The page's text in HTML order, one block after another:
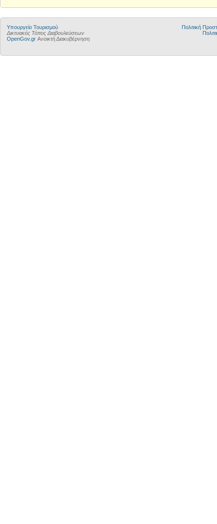
Υπουργείο Τουρισμού
Δικτυακός Τόπος Διαβουλεύσεων
OpenGov.gr Ανοικτή Διακυβέρνηση
Πολιτική